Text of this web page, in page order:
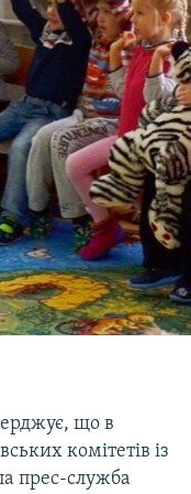
що в
комітетів із
прес-служба